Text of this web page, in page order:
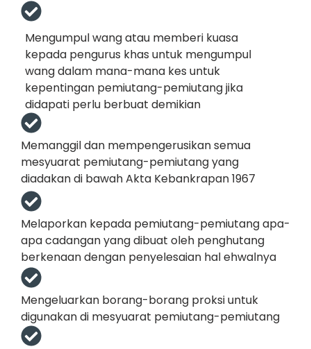
Mengumpul wang atau memberi kuasa
kepada pengurus khas untuk mengumpul
wang dalam mana-mana kes untuk
kepentingan pemiutang-pemiutang jika
didapati perlu berbuat demikian
Memanggil dan mempengerusikan semua
mesyuarat pemiutang-pemiutang yang
diadakan di bawah Akta Kebankrapan 1967
Melaporkan kepada pemiutang-pemiutang apa-
apa cadangan yang dibuat oleh penghutang
berkenaan dengan penyelesaian hal ehwalnya
Mengeluarkan borang-borang proksi untuk
digunakan di mesyuarat pemiutang-pemiutang